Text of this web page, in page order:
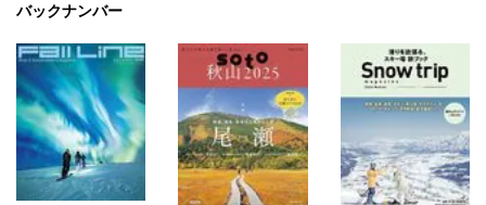
バックナンバー